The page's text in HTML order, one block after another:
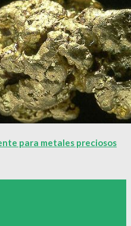
para metales preciosos